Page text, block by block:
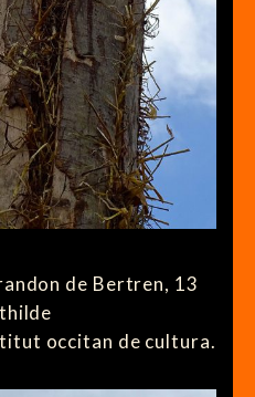
de Bertren, 13
occitan de cultura.